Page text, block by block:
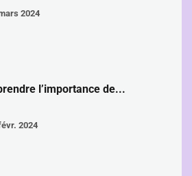
2024
l’importance de...
2024